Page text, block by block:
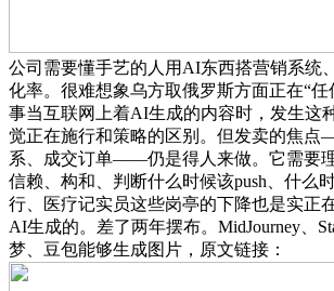
公司需要懂手艺的人用AI东西搭营销系统
化率。很难想象乌方取俄罗斯方面正在“
事当互联网上着AI生成的内容时，发生这
觉正在施行和策略的区别。但发卖的焦
系、成交订单——仍是得人来做。它需要
信赖、构和、判断什么时候该push、什么
行、医疗记实员这些岗亭的下降也是实正
AI生成的。差了两年摆布。MidJourney、
梦、豆包能够生成图片，原文链接：